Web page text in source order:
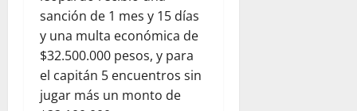
sanción de 1 mes y 15 días
y una multa económica de
$32.500.000 pesos, y para
el capitán 5 encuentros sin
jugar más un monto de